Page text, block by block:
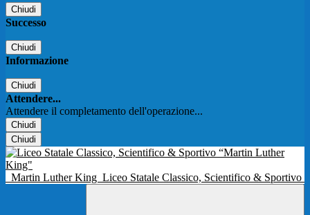
Chiudi
Successo
Chiudi
Informazione
Chiudi
Attendere...
Attendere il completamento dell'operazione...
Chiudi
Chiudi
Martin Luther King Liceo Statale Classico, Scientifico & Sportivo